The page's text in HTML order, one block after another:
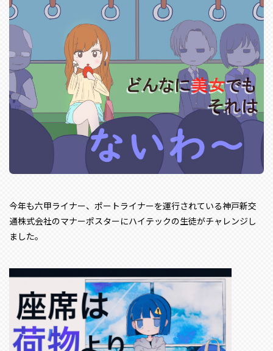
今年も六甲ライナー、ポートライナーを運行されている神戸新交
通株式会社のマナーポスターにハイテックの生徒がチャレンジし
ました。